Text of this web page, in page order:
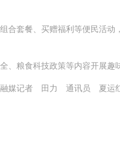
套餐、买赠福利等便民活
粮食科技政策等内容开展趣
（融媒记者 田力 通讯员 夏